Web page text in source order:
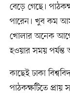
বেড়ে গেছে।
পারেন। খুব কম
খোলার অনেক আগে
হওয়ার সময়
কাছেই ঢাকা
পাঠকক্ষটিতে